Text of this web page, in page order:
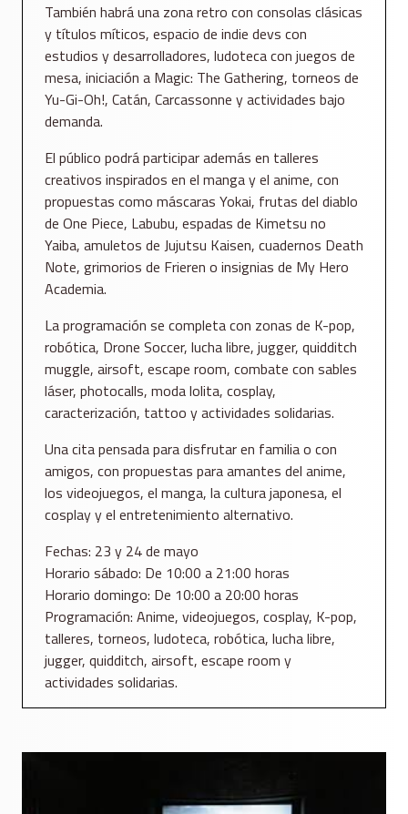
También habrá una zona retro con consolas clásicas
y títulos míticos, espacio de indie devs con
estudios y desarrolladores, ludoteca con juegos de
mesa, iniciación a Magic: The Gathering, torneos de
Yu-Gi-Oh!, Catán, Carcassonne y actividades bajo
demanda.
El público podrá participar además en talleres
creativos inspirados en el manga y el anime, con
propuestas como máscaras Yokai, frutas del diablo
de One Piece, Labubu, espadas de Kimetsu no
Yaiba, amuletos de Jujutsu Kaisen, cuadernos Death
Note, grimorios de Frieren o insignias de My Hero
Academia.
La programación se completa con zonas de K-pop,
robótica, Drone Soccer, lucha libre, jugger, quidditch
muggle, airsoft, escape room, combate con sables
láser, photocalls, moda lolita, cosplay,
caracterización, tattoo y actividades solidarias.
Una cita pensada para disfrutar en familia o con
amigos, con propuestas para amantes del anime,
los videojuegos, el manga, la cultura japonesa, el
cosplay y el entretenimiento alternativo.
Fechas: 23 y 24 de mayo
Horario sábado: De 10:00 a 21:00 horas
Horario domingo: De 10:00 a 20:00 horas
Programación: Anime, videojuegos, cosplay, K-pop,
talleres, torneos, ludoteca, robótica, lucha libre,
jugger, quidditch, airsoft, escape room y
actividades solidarias.